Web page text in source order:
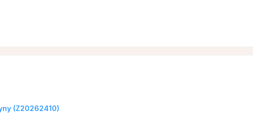
(Z20262410)